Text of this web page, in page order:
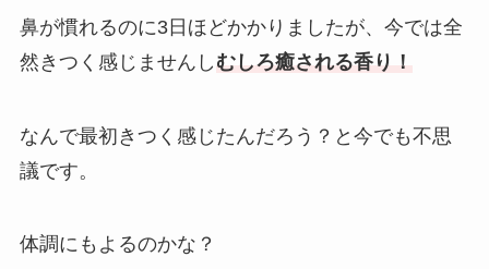
鼻が慣れるのに3日ほどかかりましたが、今では全
然きつく感じませんし むしろ癒される香り！
なんで最初きつく感じたんだろう？と今でも不思
議です。
体調にもよるのかな？